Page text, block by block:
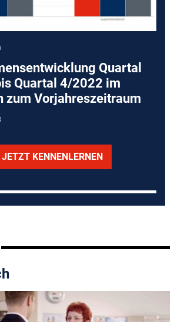
Quartal
Quartal 4/2022 im
zum Vorjahreszeitraum
JETZT KENNENLERNEN